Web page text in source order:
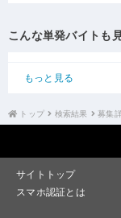
こんな単発バイトも
もっと見る
トップ 検索結果 募集
サイトトップ
スマホ認証とは